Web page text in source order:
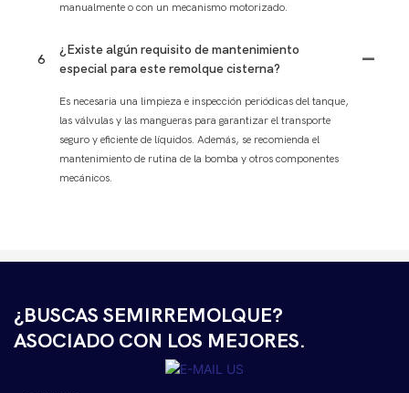
manualmente o con un mecanismo motorizado.
6
¿Existe algún requisito de mantenimiento
especial para este remolque cisterna?
Es necesaria una limpieza e inspección periódicas del tanque,
las válvulas y las mangueras para garantizar el transporte
seguro y eficiente de líquidos. Además, se recomienda el
mantenimiento de rutina de la bomba y otros componentes
mecánicos.
¿BUSCAS SEMIRREMOLQUE?
ASOCIADO CON LOS MEJORES.